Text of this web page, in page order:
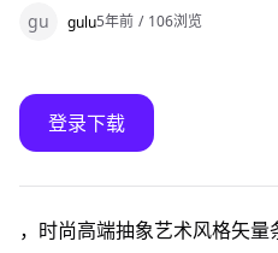
gu gulu5年前 / 106浏览
登录下载
，时尚高端抽象艺术风格矢